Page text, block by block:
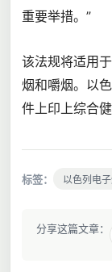
重要举措。”
该法规将适用
烟和嚼烟。以
件上印上综合
标签： 以色列电
分享这篇文章：